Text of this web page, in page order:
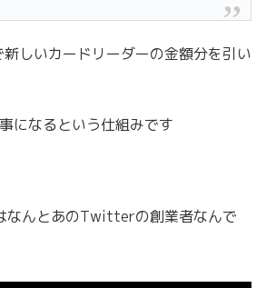
しいカードリーダーの金額分を引い
になるという仕組みです
なんとあのTwitterの創業者なんで